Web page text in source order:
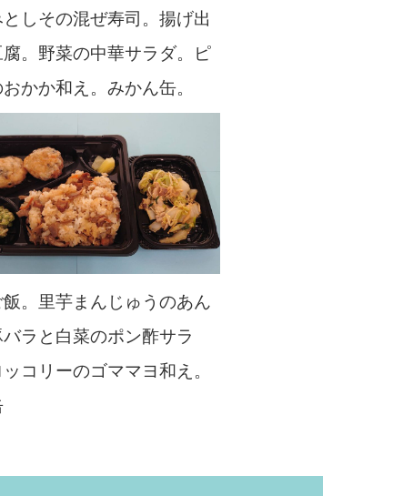
しその混ぜ寿司。揚げ出
腐。野菜の中華サラダ。ピ
かか和え。みかん缶。
。里芋まんじゅうのあん
ラと白菜のポン酢サラ
コリーのゴママヨ和え。